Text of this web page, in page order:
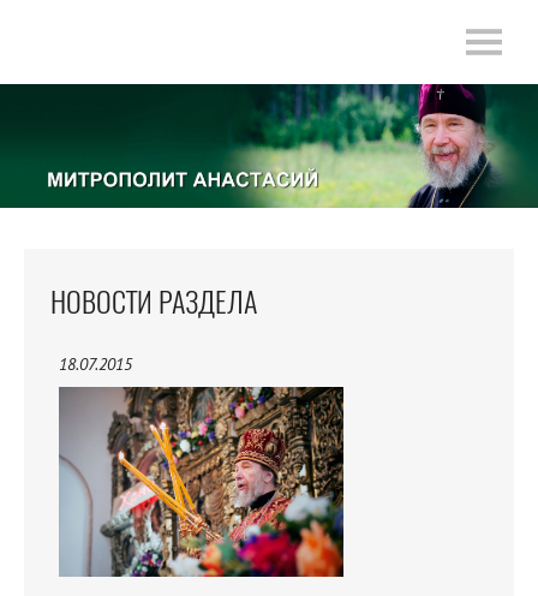
НОВОСТИ РАЗДЕЛА
18.07.2015